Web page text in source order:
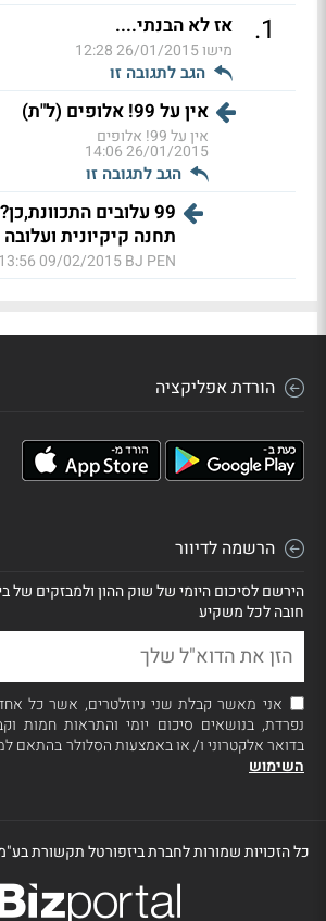
1
. אז לא הבנתי....
מישו26/01/2015 12:28
הגב לתגובה זו
אין על 99! אלופים (ל"ת)
אין על 99! אלופים
26/01/2015 14:06
הגב לתגובה זו
99 עלובים התכוונת,כן?
תחנה קיקיונית ועלובה
BJ PEN
09/02/2015 13:56
הורדת אפליקציה
הרשמה לדיוור
הירשם לסיכום היומי של שוק ההון ולמבזקים של
חובה לכל משקיע
אני מאשר קבלת שני ניוזלטרים, אשר כל
נפרדת, בנושאים סיכום יומי והתראות חמות
בדואר אלקטרוני ו/ או באמצעות הסלולר בהתאם
השימוש
כל הזכויות שמורות לחברת ביזפורטל תקשורת